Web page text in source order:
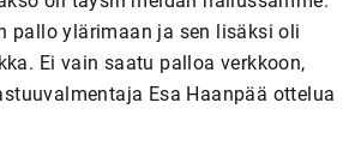
pallo ylärimaan ja sen lisäksi oli
Ei vain saatu palloa verkkoon,
Esa Haanpää ottelua